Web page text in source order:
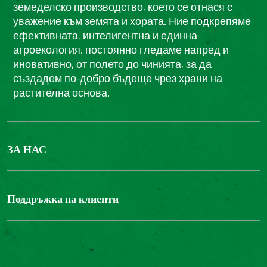
земеделско производство, което се отнася с
уважение към земята и хората. Ние подкрепяме
ефективната, интелигентна и единна
агроекология, постоянно гледаме напред и
иновативно, от полето до чинията, за да
създадем по-добро бъдеще чрез храни на
растителна основа.
ЗА НАС
БОНДЮЕЛ ГРУП
Поддръжка на клиенти
Свържете се с нас
Достъпност на уебсайта: не е съвместим